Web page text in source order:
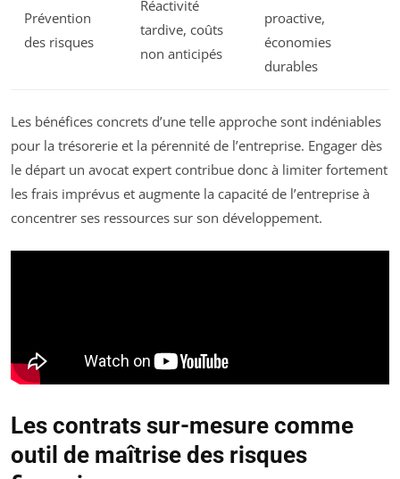
Prévention
des risques
Réactivité
tardive, coûts
non anticipés
proactive,
économies
durables
Les bénéfices concrets d’une telle approche sont indéniables
pour la trésorerie et la pérennité de l’entreprise. Engager dès
le départ un avocat expert contribue donc à limiter fortement
les frais imprévus et augmente la capacité de l’entreprise à
concentrer ses ressources sur son développement.
Les contrats sur-mesure comme
outil de maîtrise des risques